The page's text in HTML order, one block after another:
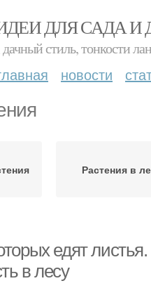
ДЛЯ САДА И
стиль, тонкости
новости
Растения в
едят
в лесу